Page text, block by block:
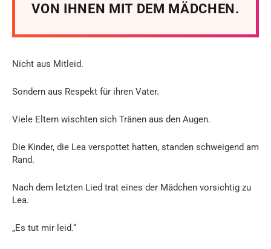
VON IHNEN MIT DEM MÄDCHEN.
Nicht aus Mitleid.
Sondern aus Respekt für ihren Vater.
Viele Eltern wischten sich Tränen aus den Augen.
Die Kinder, die Lea verspottet hatten, standen schweigend am
Rand.
Nach dem letzten Lied trat eines der Mädchen vorsichtig zu
Lea.
„Es tut mir leid.“